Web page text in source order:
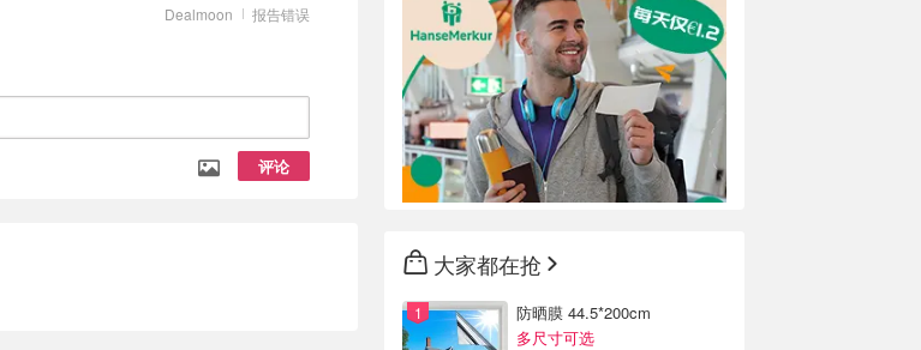
报告错误
Dealmoon
评论
大家都在抢
防晒膜 44.5*200cm
多尺寸可选